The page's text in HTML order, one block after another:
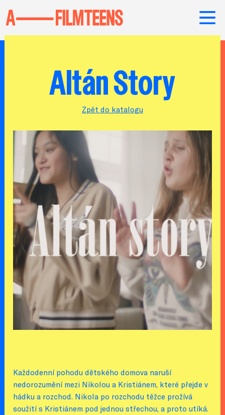
Altán Story
Zpět do katalogu
Každodenní pohodu dětského domova naruší
nedorozumění mezi Nikolou a Kristiánem, které přejde v
hádku a rozchod. Nikola po rozchodu těžce prožívá
soužití s Kristiánem pod jednou střechou, a proto utíká.